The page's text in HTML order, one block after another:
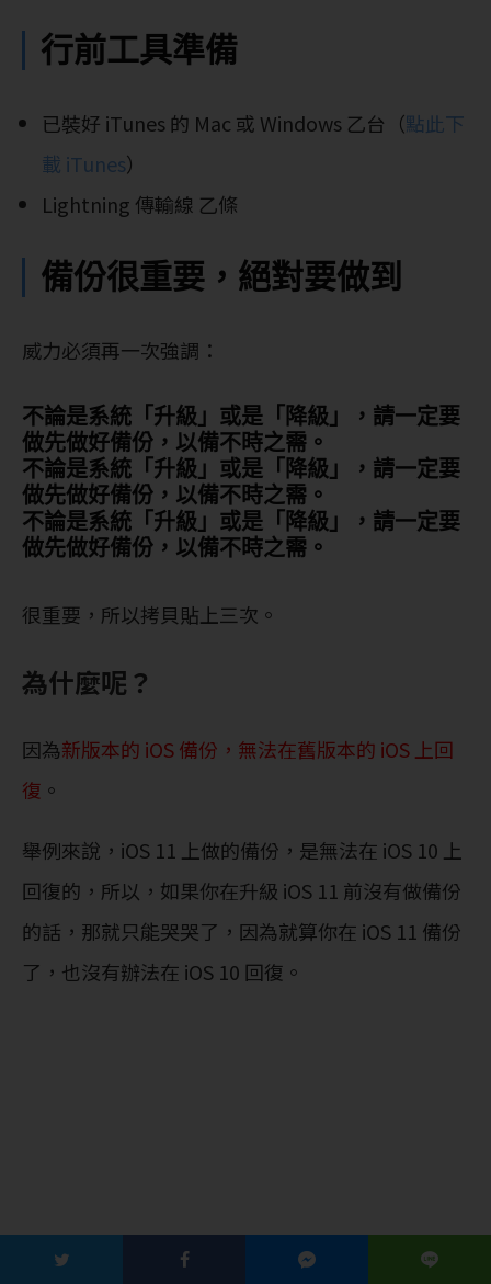
行前工具準備
已裝好 iTunes 的 Mac 或 Windows 乙台（點此下
載 iTunes）
Lightning 傳輸線 乙條
備份很重要，絕對要做到
威力必須再一次強調：
不論是系統「升級」或是「降級」，請一定要
做先做好備份，以備不時之需。
不論是系統「升級」或是「降級」，請一定要
做先做好備份，以備不時之需。
不論是系統「升級」或是「降級」，請一定要
做先做好備份，以備不時之需。
很重要，所以拷貝貼上三次。
為什麼呢？
因為新版本的 iOS 備份，無法在舊版本的 iOS 上回
復 。
舉例來說，iOS 11 上做的備份，是無法在 iOS 10 上
回復的，所以，如果你在升級 iOS 11 前沒有做備份
的話，那就只能哭哭了，因為就算你在 iOS 11 備份
了，也沒有辦法在 iOS 10 回復。